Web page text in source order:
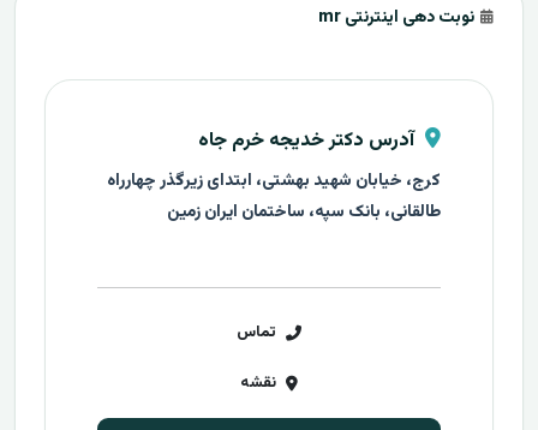
نوبت دهی اینترنتی mr
آدرس دکتر خدیجه خرم جاه
کرج، خیابان شهید بهشتی، ابتدای زیرگذر چهارراه
طالقانی، بانک سپه، ساختمان ایران زمین
تماس
نقشه